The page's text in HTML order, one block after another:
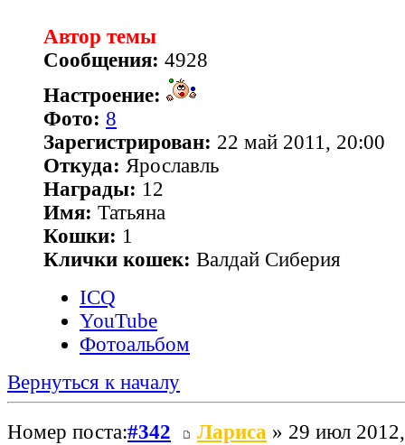
Автор темы
Сообщения: 4928
Настроение:
Фото: 8
Зарегистрирован: 22 май 2011, 20:00
Откуда: Ярославль
Награды: 12
Имя: Татьяна
Кошки: 1
Клички кошек: Валдай Сиберия
ICQ
YouTube
Фотоальбом
Вернуться к началу
Номер поста:#342 Лариса » 29 июл